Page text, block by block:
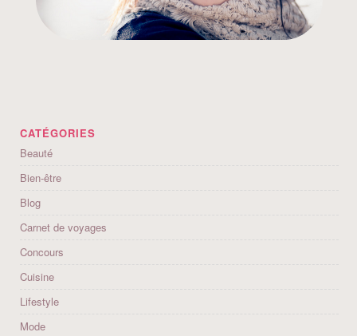
CATÉGORIES
Beauté
Bien-être
Blog
Carnet de voyages
Concours
Cuisine
Lifestyle
Mode